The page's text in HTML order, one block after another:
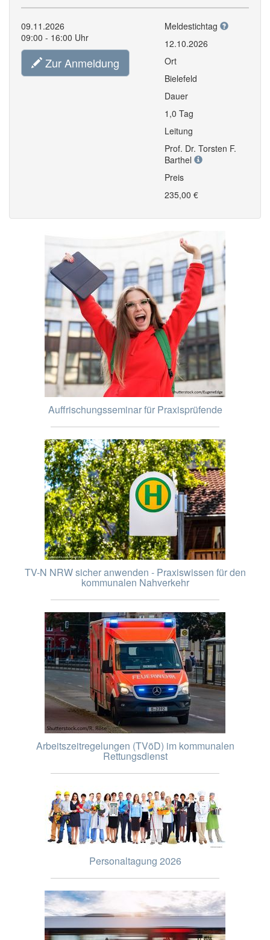
09.11.2026
09:00 - 16:00 Uhr
Zur Anmeldung
Meldestichtag
12.10.2026
Ort
Bielefeld
Dauer
1,0 Tag
Leitung
Prof. Dr. Torsten F.
Barthel
Preis
235,00 €
Auffrischungsseminar für Praxisprüfende
TV-N NRW sicher anwenden - Praxiswissen für den
kommunalen Nahverkehr
Arbeitszeitregelungen (TVöD) im kommunalen
Rettungsdienst
Personaltagung 2026